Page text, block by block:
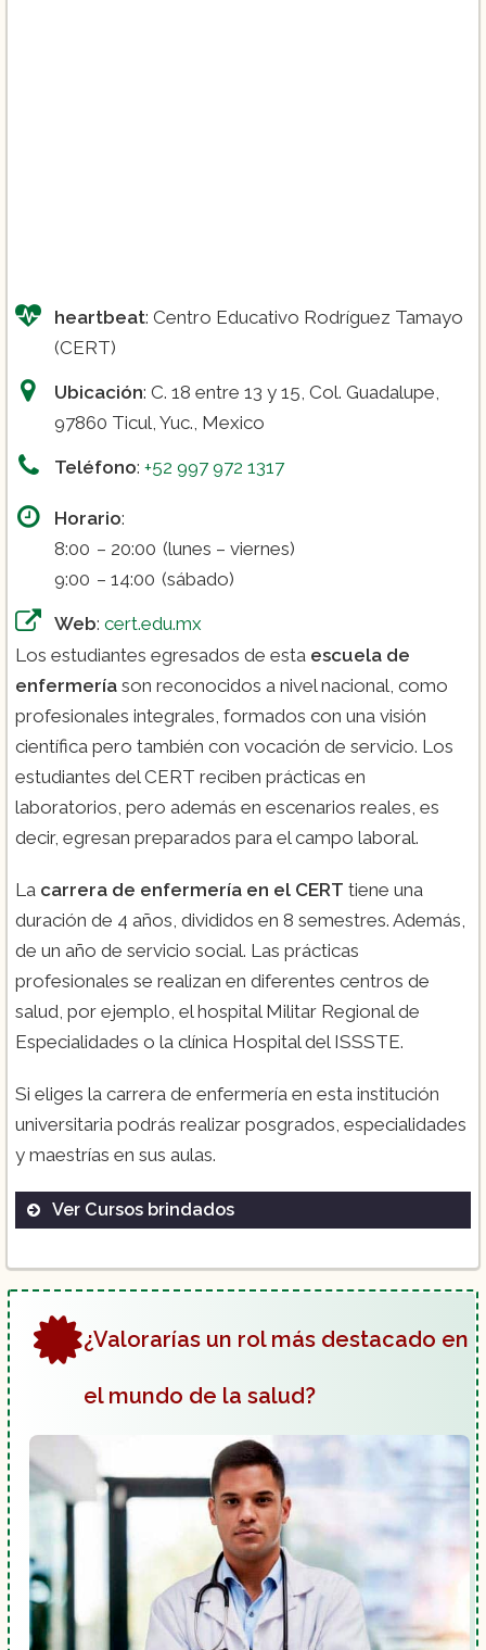
heartbeat: Centro Educativo Rodríguez Tamayo
(CERT)
Ubicación: C. 18 entre 13 y 15, Col. Guadalupe,
97860 Ticul, Yuc., Mexico
Teléfono: +52 997 972 1317
Horario:
8:00 – 20:00 (lunes – viernes)
9:00 – 14:00 (sábado)
Web: cert.edu.mx
Los estudiantes egresados de esta escuela de
enfermería son reconocidos a nivel nacional, como
profesionales integrales, formados con una visión
científica pero también con vocación de servicio. Los
estudiantes del CERT reciben prácticas en
laboratorios, pero además en escenarios reales, es
decir, egresan preparados para el campo laboral.
La carrera de enfermería en el CERT tiene una
duración de 4 años, divididos en 8 semestres. Además,
de un año de servicio social. Las prácticas
profesionales se realizan en diferentes centros de
salud, por ejemplo, el hospital Militar Regional de
Especialidades o la clínica Hospital del ISSSTE.
Si eliges la carrera de enfermería en esta institución
universitaria podrás realizar posgrados, especialidades
y maestrías en sus aulas.
Ver Cursos brindados
Licenciatura en enfermería
Licenciatura en fisioterapia
Licenciatura para médico cirujano
Licenciatura en nutrición
¿Valorarías un rol más destacado en
el mundo de la salud?